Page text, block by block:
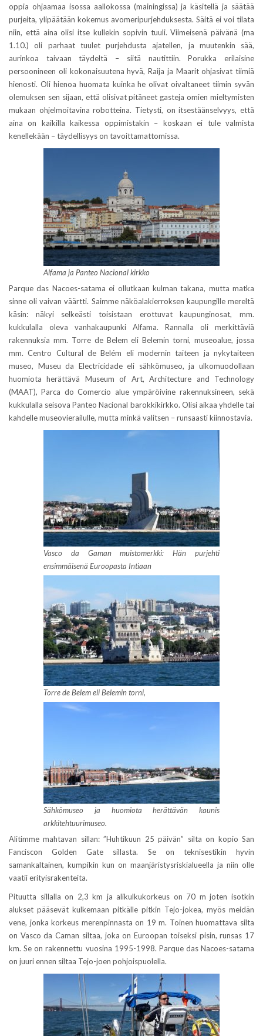
oppia ohjaamaa isossa aallokossa (mainingissa) ja käsitellä ja säätää
purjeita, ylipäätään kokemus avomeripurjehduksesta. Säitä ei voi tilata
niin, että aina olisi itse kullekin sopivin tuuli. Viimeisenä päivänä (ma
1.10.) oli parhaat tuulet purjehdusta ajatellen, ja muutenkin sää,
aurinkoa taivaan täydeltä – siitä nautittiin. Porukka erilaisine
persoonineen oli kokonaisuutena hyvä, Raija ja Maarit ohjasivat tiimiä
hienosti. Oli hienoa huomata kuinka he olivat oivaltaneet tiimin syvän
olemuksen sen sijaan, että olisivat pitäneet gasteja omien mieltymisten
mukaan ohjelmoitavina robotteina. Tietysti, on itsestäänselvyys, että
aina on kaikilla kaikessa oppimistakin – koskaan ei tule valmista
kenellekään – täydellisyys on tavoittamattomissa.
Alfama ja Panteo Nacional kirkko
Parque das Nacoes-satama ei ollutkaan kulman takana, mutta matka
sinne oli vaivan väärtti. Saimme näköalakierroksen kaupungille mereltä
käsin: näkyi selkeästi toisistaan erottuvat kaupunginosat, mm.
kukkulalla oleva vanhakaupunki Alfama. Rannalla oli merkittäviä
rakennuksia mm. Torre de Belem eli Belemin torni, museoalue, jossa
mm. Centro Cultural de Belém eli modernin taiteen ja nykytaiteen
museo, Museu da Electricidade eli sähkömuseo, ja ulkomuodollaan
huomiota herättävä Museum of Art, Architecture and Technology
(MAAT), Parca do Comercio alue ympäröivine rakennuksineen, sekä
kukkulalla seisova Panteo Nacional barokkikirkko. Olisi aikaa yhdelle tai
kahdelle museovierailulle, mutta minkä valitsen – runsaasti kiinnostavia.
Vasco da Gaman muistomerkki: Hän purjehti
ensimmäisenä Euroopasta Intiaan
Torre de Belem eli Belemin torni,
Sähkömuseo ja huomiota herättävän kaunis
arkkitehtuurimuseo.
Alitimme mahtavan sillan: ”Huhtikuun 25 päivän” silta on kopio San
Fanciscon Golden Gate sillasta. Se on teknisestikin hyvin
samankaltainen, kumpikin kun on maanjäristysriskialueella ja niin olle
vaatii erityisrakenteita.
Pituutta sillalla on 2,3 km ja alikulkukorkeus on 70 m joten isotkin
alukset pääsevät kulkemaan pitkälle pitkin Tejo-jokea, myös meidän
vene, jonka korkeus merenpinnasta on 19 m. Toinen huomattava silta
on Vasco da Caman siltaa, joka on Euroopan toiseksi pisin, runsas 17
km. Se on rakennettu vuosina 1995-1998. Parque das Nacoes-satama
on juuri ennen siltaa Tejo-joen pohjoispuolella.